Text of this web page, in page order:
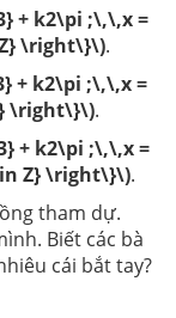
+ k2\pi ;\,\,x =
\right\}\).
+ k2\pi ;\,\,x =
\right\}\).
+ k2\pi ;\,\,x =
Z} \right\}\).
tham dự.
Biết các bà
cái bắt tay?